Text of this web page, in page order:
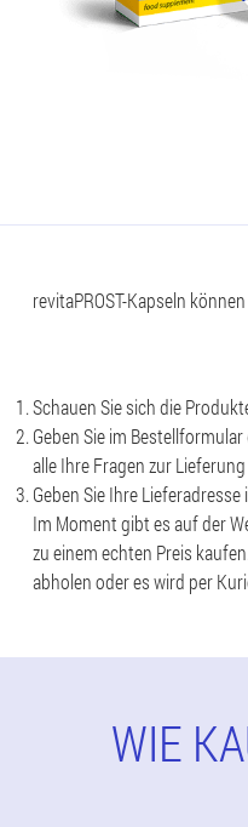
revitaPROST-Kapseln
Schauen Sie sich die
Geben Sie im
alle Ihre Fragen zur
Geben Sie Ihre
Im Moment gibt es auf der
zu einem echten Preis
abholen oder es wird per
WIE